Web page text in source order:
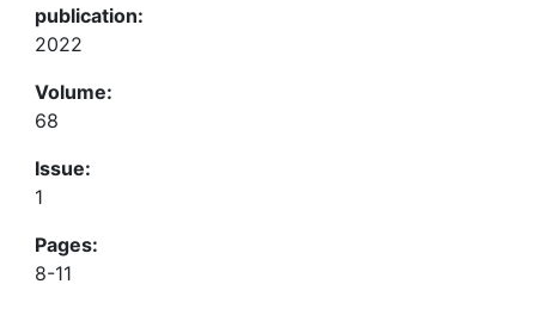
publication:
2022
Volume:
68
Issue:
1
Pages:
8-11